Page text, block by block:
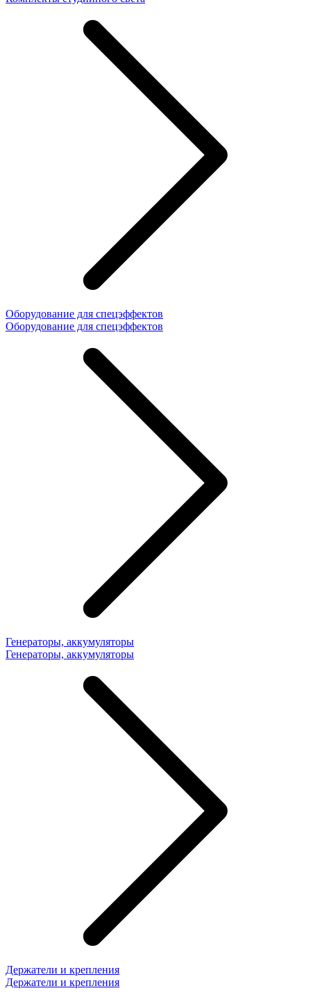
Оборудование для спецэффектов
Оборудование для спецэффектов
Генераторы, аккумуляторы
Генераторы, аккумуляторы
Держатели и крепления
Держатели и крепления